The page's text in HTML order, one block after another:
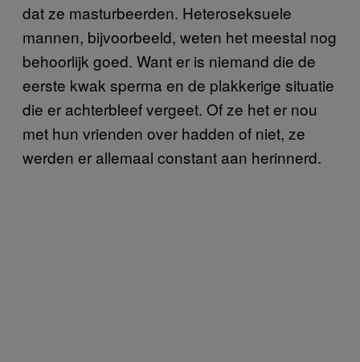
dat ze masturbeerden. Heteroseksuele
mannen, bijvoorbeeld, weten het meestal nog
behoorlijk goed. Want er is niemand die de
eerste kwak sperma en de plakkerige situatie
die er achterbleef vergeet. Of ze het er nou
met hun vrienden over hadden of niet, ze
werden er allemaal constant aan herinnerd.